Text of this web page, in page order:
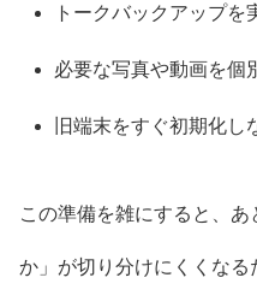
トークバックアップを
必要な写真や動画を個
旧端末をすぐ初期化し
この準備を雑にすると、
か」が切り分けにくくなる